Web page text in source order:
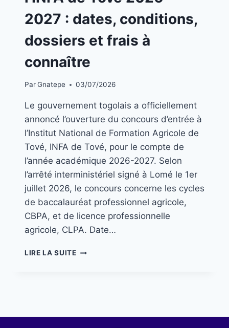
2027 : dates, conditions,
dossiers et frais à
connaître
ParGnatepe 03/07/2026
Le gouvernement togolais a officiellement
annoncé l’ouverture du concours d’entrée à
l’Institut National de Formation Agricole de
Tové, INFA de Tové, pour le compte de
l’année académique 2026-2027. Selon
l’arrêté interministériel signé à Lomé le 1er
juillet 2026, le concours concerne les cycles
de baccalauréat professionnel agricole,
CBPA, et de licence professionnelle
agricole, CLPA. Date…
LIRE LA SUITE